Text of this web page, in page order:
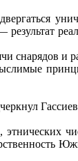
снарядов и